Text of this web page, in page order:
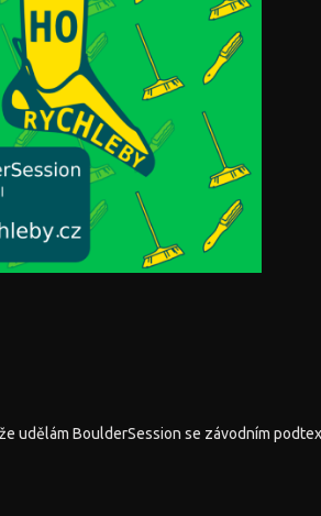
udělám BoulderSession se závodním